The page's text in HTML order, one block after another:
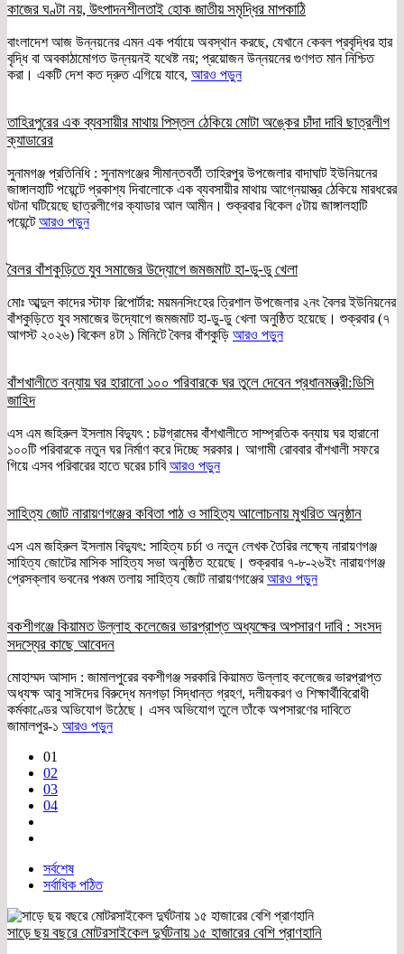
কাজের ঘণ্টা নয়, উৎপাদনশীলতাই হোক জাতীয় সমৃদ্ধির মাপকাঠি
বাংলাদেশ আজ উন্নয়নের এমন এক পর্যায়ে অবস্থান করছে, যেখানে কেবল প্রবৃদ্ধির হার
বৃদ্ধি বা অবকাঠামোগত উন্নয়নই যথেষ্ট নয়; প্রয়োজন উন্নয়নের গুণগত মান নিশ্চিত
করা। একটি দেশ কত দ্রুত এগিয়ে যাবে, আরও পড়ুন
তাহিরপুরের এক ব্যবসায়ীর মাথায় পিস্তল ঠেকিয়ে মোটা অঙ্কের চাঁদা দাবি ছাত্রলীগ
ক্যাডারের
সুনামগঞ্জ প্রতিনিধি : সুনামগঞ্জের সীমান্তবর্তী তাহিরপুর উপজেলার বাদাঘাট ইউনিয়নের
জাঙ্গালহাটি পয়েন্টে প্রকাশ্য দিবালোকে এক ব্যবসায়ীর মাথায় আগ্নেয়াস্ত্র ঠেকিয়ে মারধরের
ঘটনা ঘটিয়েছে ছাত্রলীগের ক্যাডার আল আমীন। শুক্রবার বিকেল ৫টায় জাঙ্গালহাটি
পয়েন্টেআরও পড়ুন
বৈলর বাঁশকুড়িতে যুব সমাজের উদ্যোগে জমজমাট হা-ডু-ডু খেলা
মোঃ আব্দুল কাদের স্টাফ রিপোর্টার: ময়মনসিংহের ত্রিশাল উপজেলার ২নং বৈলর ইউনিয়নের
বাঁশকুড়িতে যুব সমাজের উদ্যোগে জমজমাট হা-ডু-ডু খেলা অনুষ্ঠিত হয়েছে। শুক্রবার (৭
আগস্ট ২০২৬) বিকেল ৪টা ১ মিনিটে বৈলর বাঁশকুড়ি আরও পড়ুন
বাঁশখালীতে বন্যায় ঘর হারানো ১০০ পরিবারকে ঘর তুলে দেবেন প্রধানমন্ত্রী:ডিসি
জাহিদ
এস এম জহিরুল ইসলাম বিদ্যুৎ : চট্টগ্রামের বাঁশখালীতে সাম্প্রতিক বন্যায় ঘর হারানো
১০০টি পরিবারকে নতুন ঘর নির্মাণ করে দিচ্ছে সরকার। আগামী রোববার বাঁশখালী সফরে
গিয়ে এসব পরিবারের হাতে ঘরের চাবিআরও পড়ুন
সাহিত্য জোট নারায়ণগঞ্জের কবিতা পাঠ ও সাহিত্য আলোচনায় মুখরিত অনুষ্ঠান
এস এম জহিরুল ইসলাম বিদ্যুৎ: সাহিত্য চর্চা ও নতুন লেখক তৈরির লক্ষ্যে নারায়ণগঞ্জ
সাহিত্য জোটের মাসিক সাহিত্য সভা অনুষ্ঠিত হয়েছে। শুক্রবার ৭-৮-২৬ইং নারায়ণগঞ্জ
প্রেসক্লাব ভবনের পঞ্চম তলায় সাহিত্য জোট নারায়ণগঞ্জেরআরও পড়ুন
বকশীগঞ্জে কিয়ামত উল্লাহ কলেজের ভারপ্রাপ্ত অধ্যক্ষের অপসারণ দাবি : সংসদ
সদস্যের কাছে আবেদন
মোহাম্মদ আসাদ : জামালপুরের বকশীগঞ্জ সরকারি কিয়ামত উল্লাহ কলেজের ভারপ্রাপ্ত
অধ্যক্ষ আবু সাঈদের বিরুদ্ধে মনগড়া সিদ্ধান্ত গ্রহণ, দলীয়করণ ও শিক্ষার্থীবিরোধী
কর্মকাণ্ডের অভিযোগ উঠেছে। এসব অভিযোগ তুলে তাঁকে অপসারণের দাবিতে
জামালপুর-১ আরও পড়ুন
01
02
03
04
সর্বশেষ
সর্বাধিক পঠিত
সাড়ে ছয় বছরে মোটরসাইকেল দুর্ঘটনায় ১৫ হাজারের বেশি প্রাণহানি